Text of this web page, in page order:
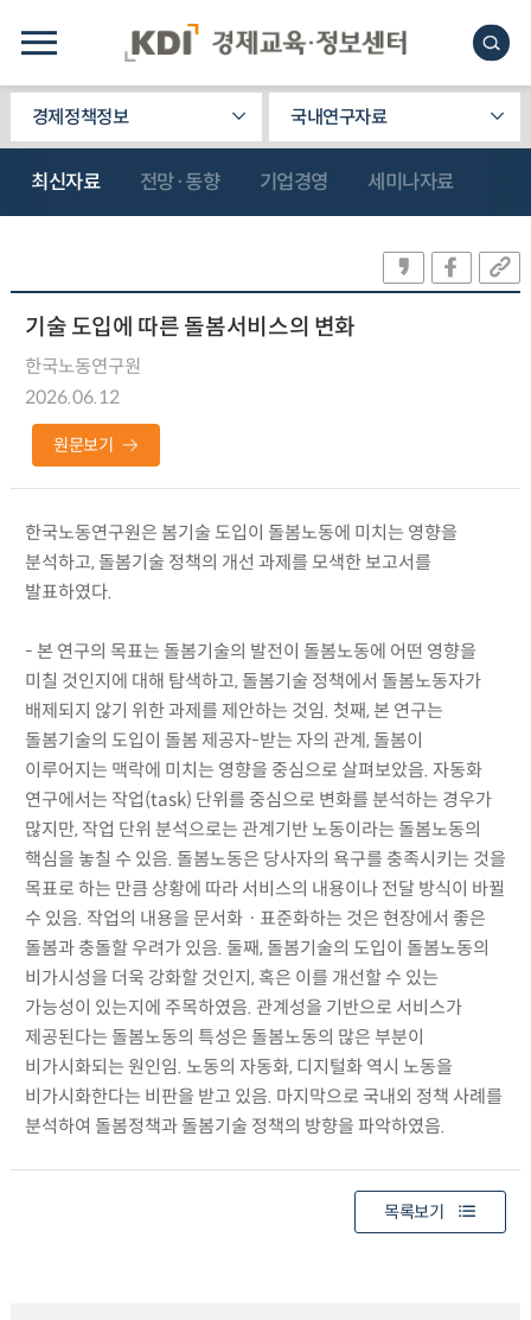
경제정책정보 국내연구자료
최신자료 전망·동향 기업경영 세미나자료
기술 도입에 따른 돌봄서비스의 변화
한국노동연구원
2026.06.12
원문보기
한국노동연구원은 봄기술 도입이 돌봄노동에 미치는 영향을
분석하고, 돌봄기술 정책의 개선 과제를 모색한 보고서를
발표하였다.
- 본 연구의 목표는 돌봄기술의 발전이 돌봄노동에 어떤 영향을
미칠 것인지에 대해 탐색하고, 돌봄기술 정책에서 돌봄노동자가
배제되지 않기 위한 과제를 제안하는 것임. 첫째, 본 연구는
돌봄기술의 도입이 돌봄 제공자-받는 자의 관계, 돌봄이
이루어지는 맥락에 미치는 영향을 중심으로 살펴보았음. 자동화
연구에서는 작업(task) 단위를 중심으로 변화를 분석하는 경우가
많지만, 작업 단위 분석으로는 관계기반 노동이라는 돌봄노동의
핵심을 놓칠 수 있음. 돌봄노동은 당사자의 욕구를 충족시키는 것을
목표로 하는 만큼 상황에 따라 서비스의 내용이나 전달 방식이 바뀔
수 있음. 작업의 내용을 문서화ㆍ표준화하는 것은 현장에서 좋은
돌봄과 충돌할 우려가 있음. 둘째, 돌봄기술의 도입이 돌봄노동의
비가시성을 더욱 강화할 것인지, 혹은 이를 개선할 수 있는
가능성이 있는지에 주목하였음. 관계성을 기반으로 서비스가
제공된다는 돌봄노동의 특성은 돌봄노동의 많은 부분이
비가시화되는 원인임. 노동의 자동화, 디지털화 역시 노동을
비가시화한다는 비판을 받고 있음. 마지막으로 국내외 정책 사례를
분석하여 돌봄정책과 돌봄기술 정책의 방향을 파악하였음.
목록보기